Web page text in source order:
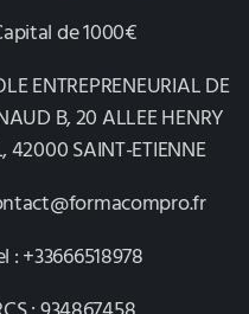
de 1000€
ENTREPRENEURIAL DE
B, 20 ALLEE HENRY
42000 SAINT-ETIENNE
: +33666518978